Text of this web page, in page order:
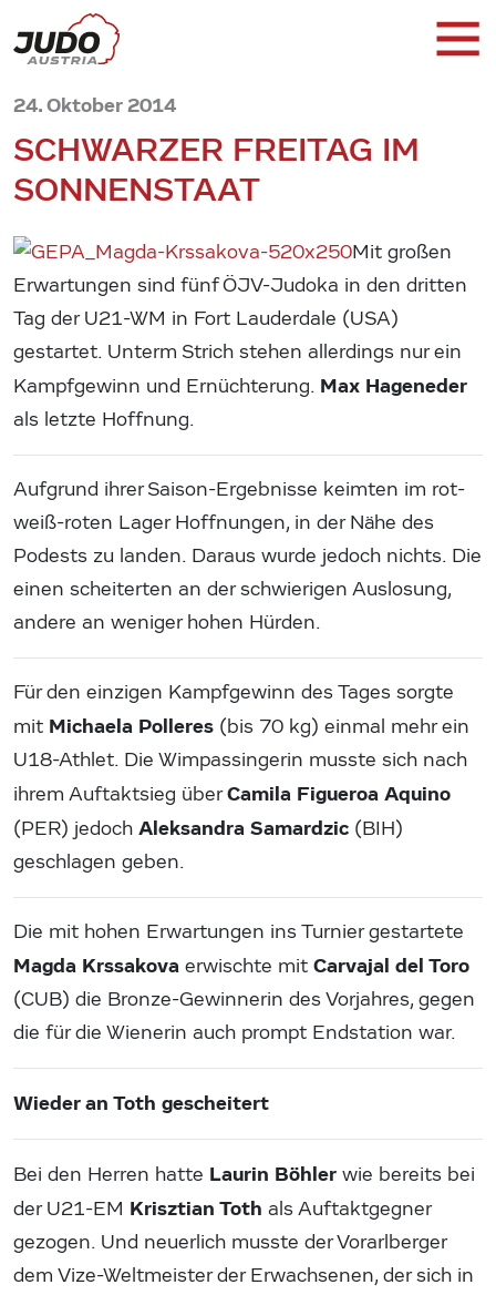
24. Oktober 2014
SCHWARZER FREITAG IM
SONNENSTAAT
Mit großen
Erwartungen sind fünf ÖJV-Judoka in den dritten
Tag der U21-WM in Fort Lauderdale (USA)
gestartet. Unterm Strich stehen allerdings nur ein
Kampfgewinn und Ernüchterung. Max Hageneder
als letzte Hoffnung.
Aufgrund ihrer Saison-Ergebnisse keimten im rot-
weiß-roten Lager Hoffnungen, in der Nähe des
Podests zu landen. Daraus wurde jedoch nichts. Die
einen scheiterten an der schwierigen Auslosung,
andere an weniger hohen Hürden.
Für den einzigen Kampfgewinn des Tages sorgte
mit Michaela Polleres (bis 70 kg) einmal mehr ein
U18-Athlet. Die Wimpassingerin musste sich nach
ihrem Auftaktsieg überCamila Figueroa Aquino
(PER) jedoch Aleksandra Samardzic (BIH)
geschlagen geben.
Die mit hohen Erwartungen ins Turnier gestartete
Magda Krssakova erwischte mit Carvajal del Toro
(CUB) die Bronze-Gewinnerin des Vorjahres, gegen
die für die Wienerin auch prompt Endstation war.
Wieder an Toth gescheitert
Bei den Herren hatte Laurin Böhler wie bereits bei
der U21-EM Krisztian Toth als Auftaktgegner
gezogen. Und neuerlich musste der Vorarlberger
dem Vize-Weltmeister der Erwachsenen, der sich in